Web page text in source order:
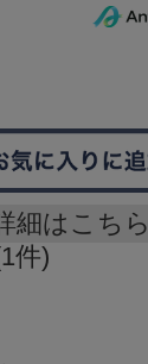
細はこちら
件)